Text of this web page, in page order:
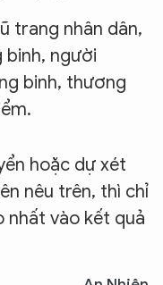
trang nhân dân,
binh, người
binh, thương
hoặc dự xét
nêu trên, thì chỉ
nhất vào kết quả